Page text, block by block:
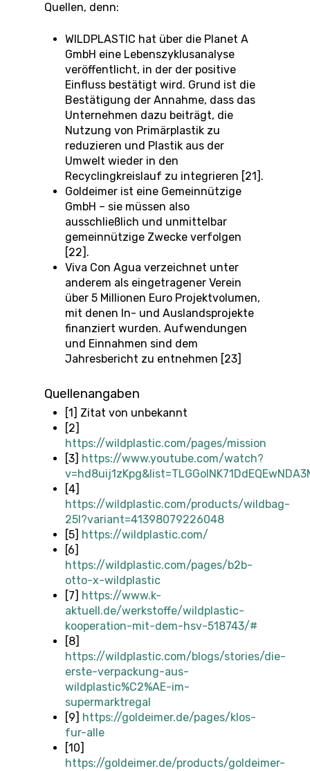
Quellen, denn:
WILDPLASTIC hat über die Planet A
GmbH eine Lebenszyklusanalyse
veröffentlicht, in der der positive
Einfluss bestätigt wird. Grund ist die
Bestätigung der Annahme, dass das
Unternehmen dazu beiträgt, die
Nutzung von Primärplastik zu
reduzieren und Plastik aus der
Umwelt wieder in den
Recyclingkreislauf zu integrieren [21].
Goldeimer ist eine Gemeinnützige
GmbH – sie müssen also
ausschließlich und unmittelbar
gemeinnützige Zwecke verfolgen
[22].
Viva Con Agua verzeichnet unter
anderem als eingetragener Verein
über 5 Millionen Euro Projektvolumen,
mit denen In- und Auslandsprojekte
finanziert wurden. Aufwendungen
und Einnahmen sind dem
Jahresbericht zu entnehmen [23]
Quellenangaben
[1] Zitat von unbekannt
[2]
https://wildplastic.com/pages/mission
[3]
https://www.youtube.com/watch?
[4]
https://wildplastic.com/products/wildbag-
25l?variant=41398079226048
[5]
https://wildplastic.com/
[6]
https://wildplastic.com/pages/b2b-
otto-x-wildplastic
[7]
https://www.k-
aktuell.de/werkstoffe/wildplastic-
kooperation-mit-dem-hsv-518743/#
[8]
https://wildplastic.com/blogs/stories/die-
erste-verpackung-aus-
wildplastic%C2%AE-im-
supermarktregal
[9]
https://goldeimer.de/pages/klos-
fur-alle
[10]
https://goldeimer.de/products/goldeimer-